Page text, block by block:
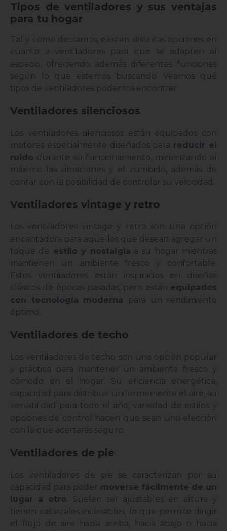
Tipos de ventiladores y sus ventajas
para tu hogar
Tal y como decíamos, existen distintas opciones en
cuanto a ventiladores para que se adapten al
espacio, ofreciendo además diferentes funciones
según lo que estemos buscando. Veamos qué
tipos de ventiladores podemos encontrar:
Ventiladores silenciosos
Los ventiladores silenciosos están equipados con
motores especialmente diseñados para reducir el
ruido durante su funcionamiento, minimizando al
máximo las vibraciones y el zumbido, además de
contar con la posibilidad de controlar su velocidad.
Ventiladores vintage y retro
Los ventiladores vintage y retro son una opción
encantadora para aquellos que desean agregar un
toque de estilo y nostalgia a su hogar mientras
mantienen un ambiente fresco y confortable.
Estos ventiladores están inspirados en diseños
clásicos de épocas pasadas, pero están equipados
con tecnología moderna para un rendimiento
óptimo.
Ventiladores de techo
Los ventiladores de techo son una opción popular
y práctica para mantener un ambiente fresco y
cómodo en el hogar. Su eficiencia energética,
capacidad para distribuir uniformemente el aire, su
versatilidad para todo el año, variedad de estilos y
opciones de control hacen que sean una elección
con la que acertarás seguro.
Ventiladores de pie
Los ventiladores de pie se caracterizan por su
capacidad para poder moverse fácilmente de un
lugar a otro . Suelen ser ajustables en altura y
tienen cabezales inclinables, lo que permite dirigir
el flujo de aire hacia arriba, hacia abajo o hacia